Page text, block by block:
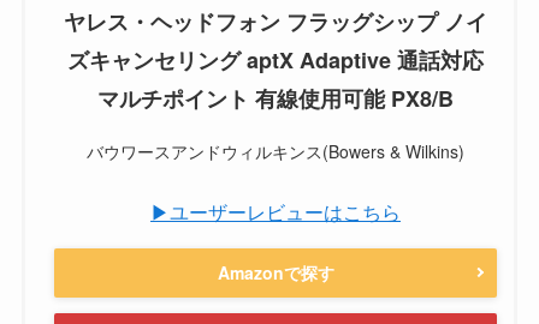
ヤレス・ヘッドフォン フラッグシップ ノイ
ズキャンセリング aptX Adaptive 通話対応
マルチポイント 有線使用可能 PX8/B
バウワースアンドウィルキンス(Bowers & Wilkins)
▶ユーザーレビューはこちら
Amazonで探す